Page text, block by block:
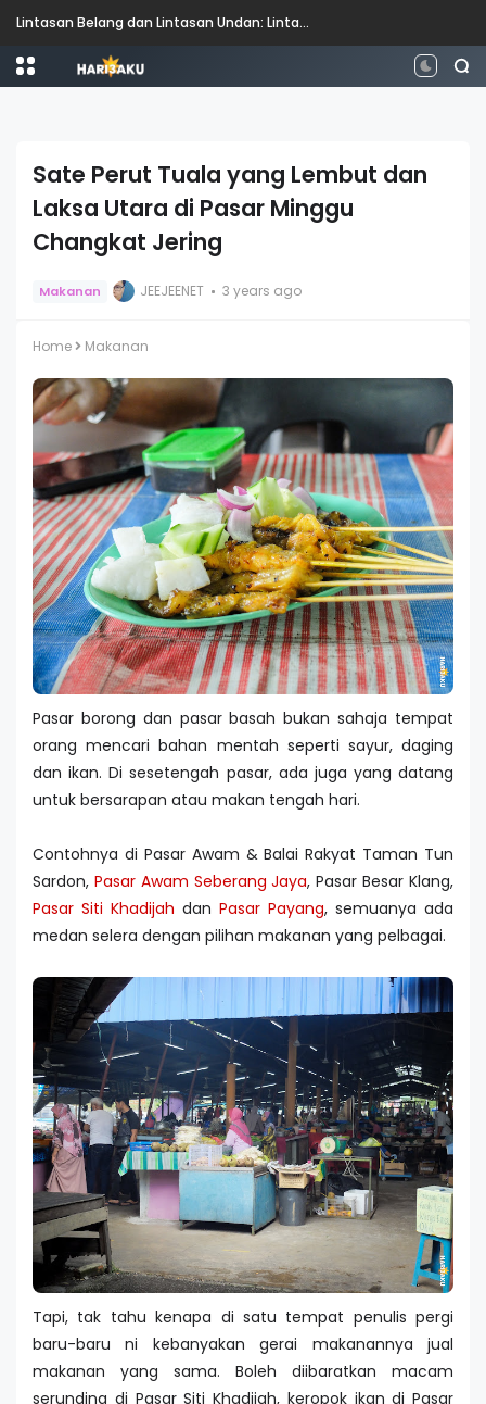
A'Famosa Water Theme Park: Panduan Kepada Setiap Permainan, Penyewaan dan Kemudahan
Sate Perut Tuala yang Lembut dan
Laksa Utara di Pasar Minggu
Changkat Jering
Makanan JEEJEENET 3 years ago
Home Makanan
Pasar borong dan pasar basah bukan sahaja tempat
orang mencari bahan mentah seperti sayur, daging
dan ikan. Di sesetengah pasar, ada juga yang datang
untuk bersarapan atau makan tengah hari.
Contohnya di Pasar Awam & Balai Rakyat Taman Tun
Sardon, Pasar Awam Seberang Jaya, Pasar Besar Klang,
Pasar Siti Khadijah dan Pasar Payang, semuanya ada
medan selera dengan pilihan makanan yang pelbagai.
Tapi, tak tahu kenapa di satu tempat penulis pergi
baru-baru ni kebanyakan gerai makanannya jual
makanan yang sama. Boleh diibaratkan macam
serunding di Pasar Siti Khadijah, keropok ikan di Pasar